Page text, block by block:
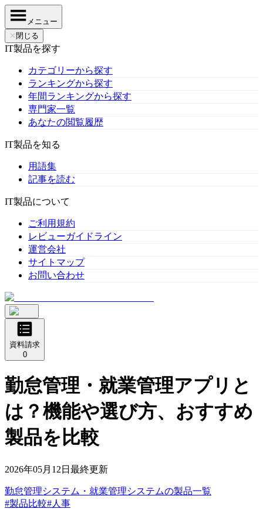
メニュー
✕ 閉じる
IT製品を探す
カテゴリーから探す
ランキングから探す
年間ランキングから探す
専門家一覧
あなたの閲覧履歴
IT製品を知る
用語集
記事を読む
IT製品について
ご利用規約
レビューガイドライン
運営会社
サイトマップ
お問い合わせ
資料請求
0
勤怠管理・就業管理アプリと
は？機能や選び方、おすすめ
製品を比較
2026年05月12日 最終更新
勤怠管理システム・就業管理システムの製品一覧
#製品比較#人事